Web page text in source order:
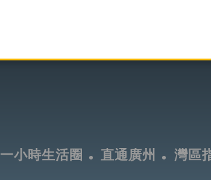
一小時生活圈 直通廣州 灣區